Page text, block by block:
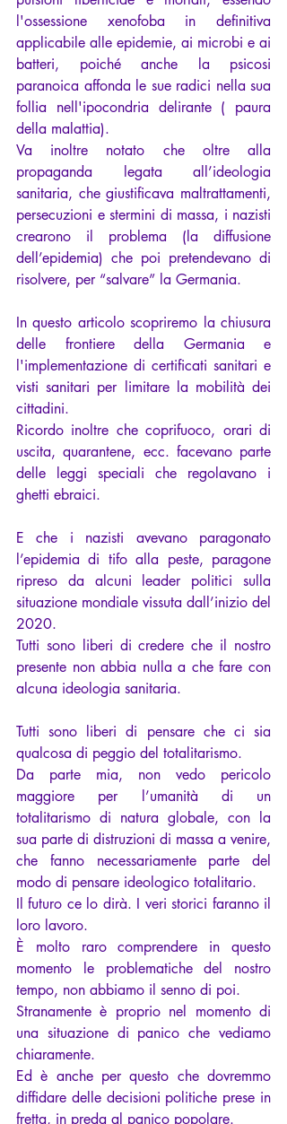
l'ossessione xenofoba in definitiva
applicabile alle epidemie, ai microbi e ai
batteri, poiché anche la psicosi
paranoica affonda le sue radici nella sua
follia nell'ipocondria delirante ( paura
della malattia).
Va inoltre notato che oltre alla
propaganda legata all’ideologia
sanitaria, che giustificava maltrattamenti,
persecuzioni e stermini di massa, i nazisti
crearono il problema (la diffusione
dell’epidemia) che poi pretendevano di
risolvere, per “salvare” la Germania.
In questo articolo scopriremo la chiusura
delle frontiere della Germania e
l'implementazione di certificati sanitari e
visti sanitari per limitare la mobilità dei
cittadini.
Ricordo inoltre che coprifuoco, orari di
uscita, quarantene, ecc. facevano parte
delle leggi speciali che regolavano i
ghetti ebraici.
E che i nazisti avevano paragonato
l’epidemia di tifo alla peste, paragone
ripreso da alcuni leader politici sulla
situazione mondiale vissuta dall’inizio del
2020.
Tutti sono liberi di credere che il nostro
presente non abbia nulla a che fare con
alcuna ideologia sanitaria.
Tutti sono liberi di pensare che ci sia
qualcosa di peggio del totalitarismo.
Da parte mia, non vedo pericolo
maggiore per l’umanità di un
totalitarismo di natura globale, con la
sua parte di distruzioni di massa a venire,
che fanno necessariamente parte del
modo di pensare ideologico totalitario.
Il futuro ce lo dirà. I veri storici faranno il
loro lavoro.
È molto raro comprendere in questo
momento le problematiche del nostro
tempo, non abbiamo il senno di poi.
Stranamente è proprio nel momento di
una situazione di panico che vediamo
chiaramente.
Ed è anche per questo che dovremmo
diffidare delle decisioni politiche prese in
fretta, in preda al panico popolare.